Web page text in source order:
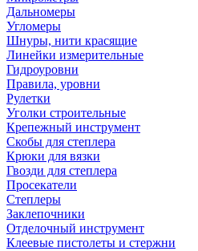
Дальномеры
Угломеры
Шнуры, нити красящие
Линейки измерительные
Гидроуровни
Правила, уровни
Рулетки
Уголки строительные
Крепежный инструмент
Скобы для степлера
Крюки для вязки
Гвозди для степлера
Просекатели
Степлеры
Заклепочники
Отделочный инструмент
Клеевые пистолеты и стержни